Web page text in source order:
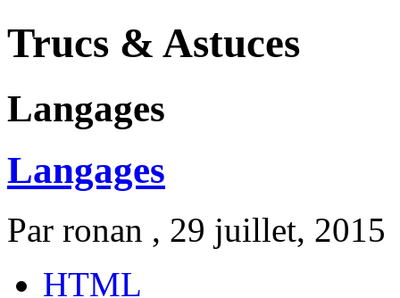
Trucs & Astuces
Langages
Langages
Par ronan , 29 juillet, 2015
HTML